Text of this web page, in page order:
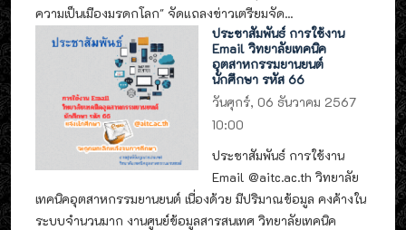
ความเป็นเมืองมรดกโลก" จัดแถลงข่าวเตรียมจัด...
ประชาสัมพันธ์ การใช้งาน
Email วิทยาลัยเทคนิค
อุตสาหกรรมยานยนต์
นักศึกษา รหัส 66
วันศุกร์, 06 ธันวาคม 2567
10:00
ประชาสัมพันธ์ การใช้งาน
Email @aitc.ac.th วิทยาลัย
เทคนิคอุตสาหกรรมยานยนต์ เนื่องด้วย มีปริมาณข้อมูล คงค้างใน
ระบบจำนวนมาก งานศูนย์ข้อมูลสารสนเทศ วิทยาลัยเทคนิค